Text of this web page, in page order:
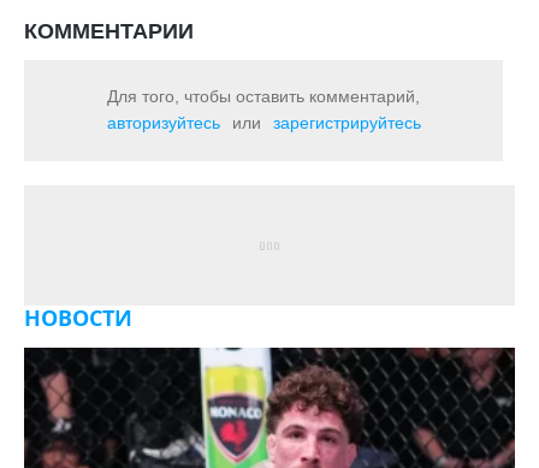
КОММЕНТАРИИ
Для того, чтобы оставить комментарий,
авторизуйтесь
или зарегистрируйтесь
НОВОСТИ